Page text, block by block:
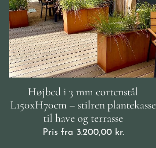
Højbed i 3 mm cortenstål
L150xH70cm – stilren plantekasse
til have og terrasse
Pris fra 3.200,00kr.